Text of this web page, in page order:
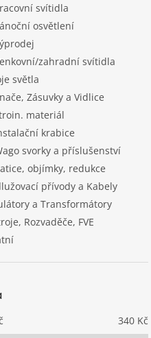
svítidla
osvětlení
zahradní svítidla
světla
Zásuvky a Vidlice
materiál
krabice
svorky a příslušenství
objímky, redukce
přívody a Kabely
a Transformátory
Rozvaděče, FVE
340 Kč